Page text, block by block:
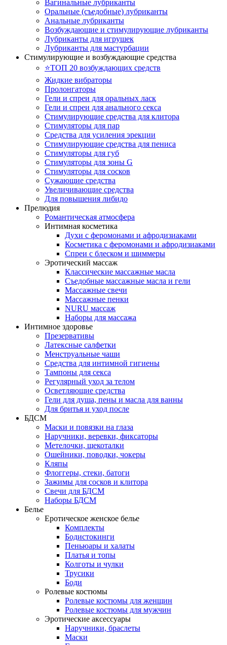
Вагинальные лубриканты
Оральные (съедобные) лубриканты
Анальные лубриканты
Возбуждающие и стимулирующие лубриканты
Лубриканты для игрушек
Лубриканты для мастурбации
Стимулирующие и возбуждающие средства
⭐️ТОП 20 возбуждающих средств
Жидкие вибраторы
Пролонгаторы
Гели и спреи для оральных ласк
Гели и спреи для анального секса
Стимулирующие средства для клитора
Стимуляторы для пар
Средства для усиления эрекции
Стимулирующие средства для пениса
Стимуляторы для губ
Стимуляторы для зоны G
Стимуляторы для сосков
Сужающие средства
Увеличивающие средства
Для повышения либидо
Прелюдия
Романтическая атмосфера
Интимная косметика
Духи с феромонами и афродизиаками
Косметика с феромонами и афродизиаками
Спреи с блеском и шиммеры
Эротический массаж
Классические массажные масла
Съедобные массажные масла и гели
Массажные свечи
Массажные пенки
NURU массаж
Наборы для массажа
Интимное здоровье
Презервативы
Латексные салфетки
Менструальные чаши
Средства для интимной гигиены
Тампоны для секса
Регулярный уход за телом
Осветляющие средства
Гели для душа, пены и масла для ванны
Для бритья и уход после
БДСМ
Маски и повязки на глаза
Наручники, веревки, фиксаторы
Метелочки, щекоталки
Ошейники, поводки, чокеры
Кляпы
Флоггеры, стеки, батоги
Зажимы для сосков и клитора
Свечи для БДСМ
Наборы БДСМ
Белье
Еротическое женское белье
Комплекты
Бодистокинги
Пеньюары и халаты
Платья и топы
Колготы и чулки
Трусики
Боди
Ролевые костюмы
Ролевые костюмы для женщин
Ролевые костюмы для мужчин
Эротические аксессуары
Наручники, браслеты
Маски